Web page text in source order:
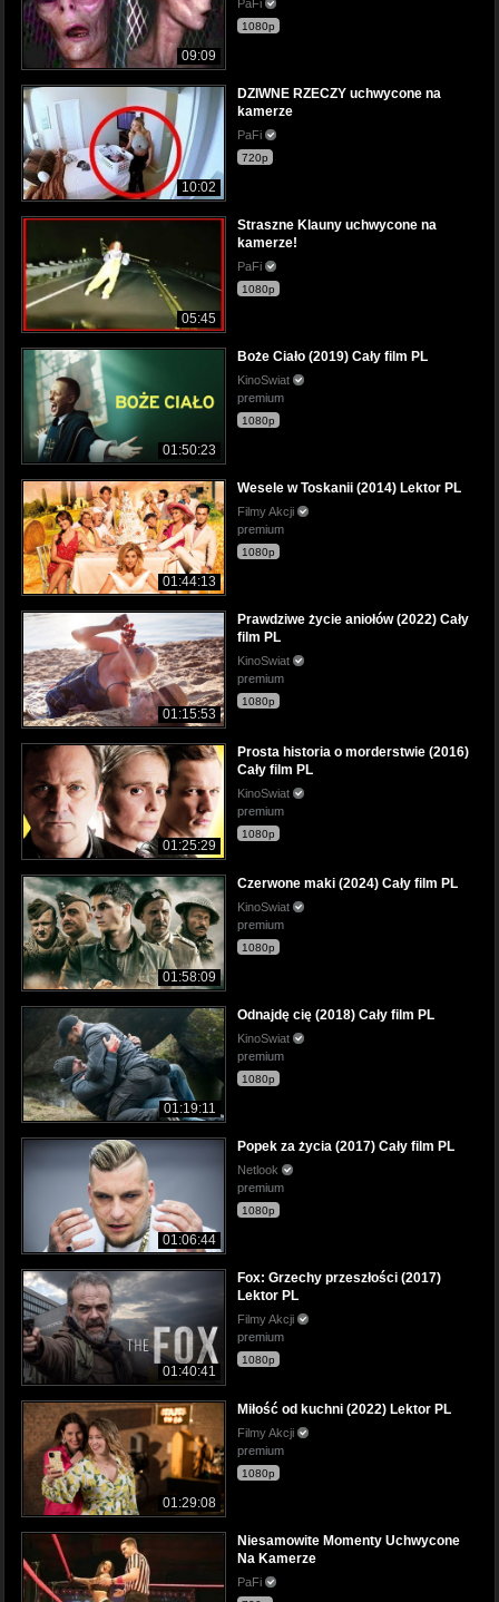
09:09
PaFi
1080p
10:02
DZIWNE RZECZY uchwycone na
kamerze
PaFi
720p
05:45
Straszne Klauny uchwycone na
kamerze!
PaFi
1080p
01:50:23
Boże Ciało (2019) Cały film PL
KinoSwiat
premium
1080p
01:44:13
Wesele w Toskanii (2014) Lektor PL
Filmy Akcji
premium
1080p
01:15:53
Prawdziwe życie aniołów (2022) Cały
film PL
KinoSwiat
premium
1080p
01:25:29
Prosta historia o morderstwie (2016)
Cały film PL
KinoSwiat
premium
1080p
01:58:09
Czerwone maki (2024) Cały film PL
KinoSwiat
premium
1080p
01:19:11
Odnajdę cię (2018) Cały film PL
KinoSwiat
premium
1080p
01:06:44
Popek za życia (2017) Cały film PL
Netlook
premium
1080p
01:40:41
Fox: Grzechy przeszłości (2017)
Lektor PL
Filmy Akcji
premium
1080p
01:29:08
Miłość od kuchni (2022) Lektor PL
Filmy Akcji
premium
1080p
Niesamowite Momenty Uchwycone
Na Kamerze
PaFi